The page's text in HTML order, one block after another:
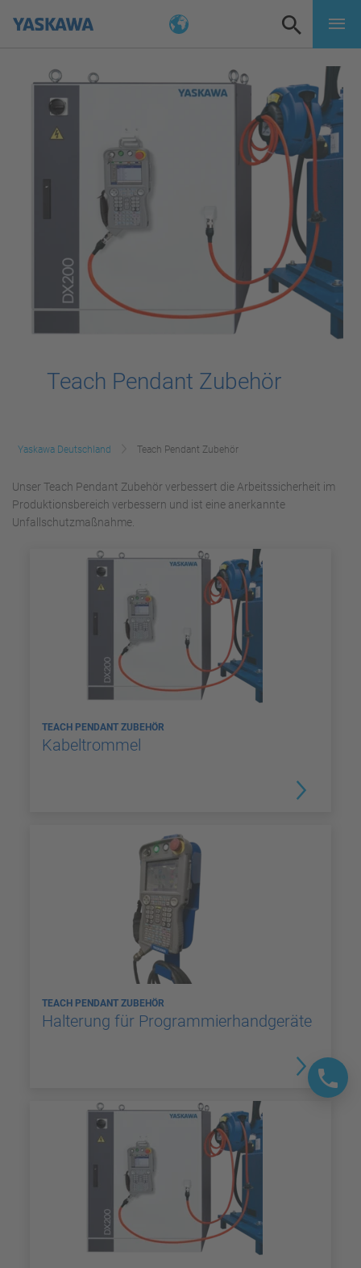
Teach Pendant Zubehör
Yaskawa Deutschland Teach Pendant Zubehör
Unser Teach Pendant Zubehör verbessert die Arbeitssicherheit im
Produktionsbereich verbessern und ist eine anerkannte
Unfallschutzmaßnahme.
TEACH PENDANT ZUBEHÖR
Kabeltrommel
TEACH PENDANT ZUBEHÖR
Halterung für Programmierhandgeräte